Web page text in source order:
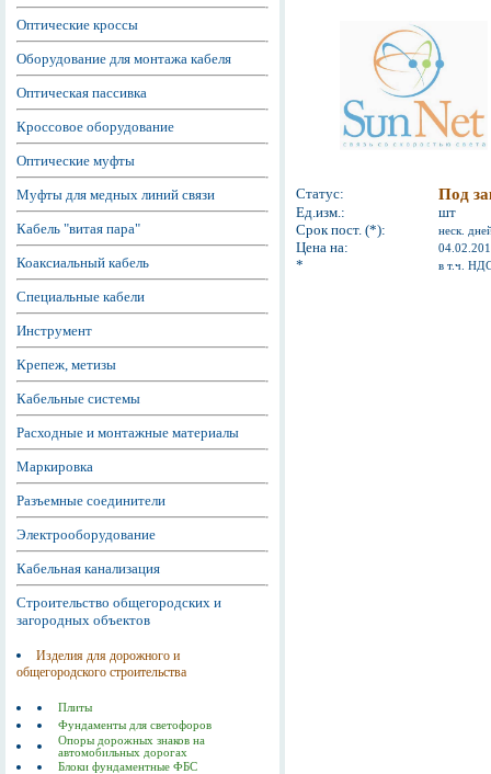
Оптические кроссы
Оборудование для монтажа кабеля
Оптическая пассивка
Кроссовое оборудование
Оптические муфты
Муфты для медных линий связи
Кабель "витая пара"
Коаксиальный кабель
Специальные кабели
Инструмент
Крепеж, метизы
Кабельные системы
Расходные и монтажные материалы
Маркировка
Разъемные соединители
Электрооборудование
Кабельная канализация
Строительство общегородских и
загородных объектов
Изделия для дорожного и
общегородского строительства
Плиты
Фундаменты для светофоров
Опоры дорожных знаков на
автомобильных дорогах
Блоки фундаментные ФБС
Статус: Под
Ед.изм.:
шт
Срок пост. (*):
неск.
Цена на:
* в т.ч.